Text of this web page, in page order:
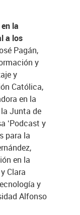
la
a los
Pagán,
y
y
Católica,
en la
Junta de
‘Podcast y
para la
en la
Clara
y
Alfonso